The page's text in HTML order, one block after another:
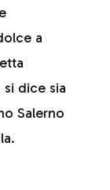
a
si dice sia
Salerno